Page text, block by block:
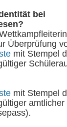
bei
Überprüfung
mit Stempel
mit Stempel